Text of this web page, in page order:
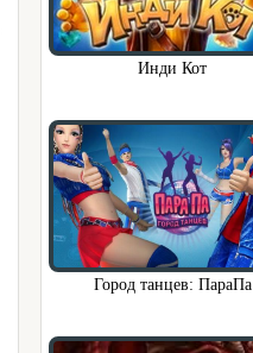
Инди Кот
Город танцев: ПараПа